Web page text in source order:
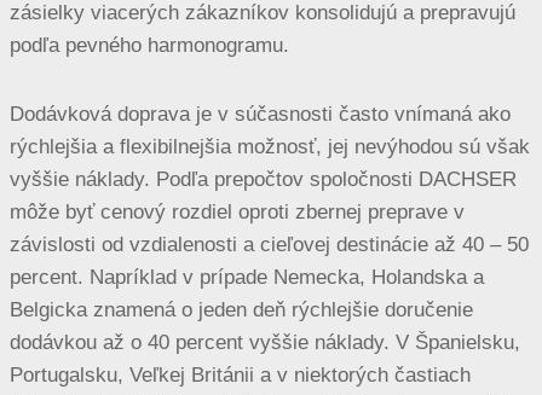
zásielky viacerých zákazníkov konsolidujú a prepravujú
podľa pevného harmonogramu.
Dodávková doprava je v súčasnosti často vnímaná ako
rýchlejšia a flexibilnejšia možnosť, jej nevýhodou sú však
vyššie náklady. Podľa prepočtov spoločnosti DACHSER
môže byť cenový rozdiel oproti zbernej preprave v
závislosti od vzdialenosti a cieľovej destinácie až 40 – 50
percent. Napríklad v prípade Nemecka, Holandska a
Belgicka znamená o jeden deň rýchlejšie doručenie
dodávkou až o 40 percent vyššie náklady. V Španielsku,
Portugalsku, Veľkej Británii a v niektorých častiach